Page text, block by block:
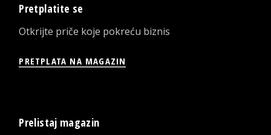
Pretplatite se
Otkrijte priče koje pokreću biznis
PRETPLATA NA MAGAZIN
Prelistaj magazin